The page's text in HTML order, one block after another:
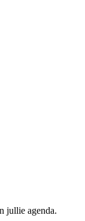
jullie agenda.